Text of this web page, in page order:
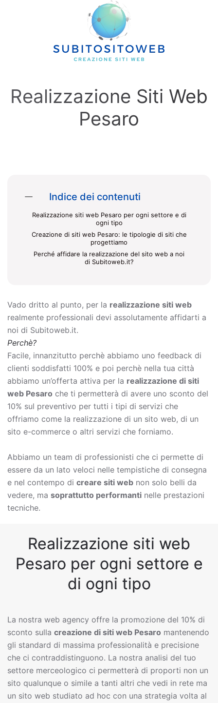
Skip to main content
Realizzazione Siti Web
Pesaro
Indice dei contenuti
Realizzazione siti web Pesaro per ogni settore e di
ogni tipo
Creazione di siti web Pesaro: le tipologie di siti che
progettiamo
Perché affidare la realizzazione del sito web a noi
di Subitoweb.it?
Vado dritto al punto, per la realizzazione siti web
realmente professionali devi assolutamente affidarti a
noi di Subitoweb.it.
Perchè?
Facile, innanzitutto perchè abbiamo uno feedback di
clienti soddisfatti 100% e poi perchè nella tua città
abbiamo un’offerta attiva per la realizzazione di siti
web Pesaro che ti permetterà di avere uno sconto del
10% sul preventivo per tutti i tipi di servizi che
offriamo come la realizzazione di un sito web, di un
sito e-commerce o altri servizi che forniamo.
Abbiamo un team di professionisti che ci permette di
essere da un lato veloci nelle tempistiche di consegna
e nel contempo di creare siti web non solo belli da
vedere, ma soprattutto performanti nelle prestazioni
tecniche.
Realizzazione siti web
Pesaro per ogni settore e
di ogni tipo
La nostra web agency offre la promozione del 10% di
sconto sulla creazione di siti web Pesaro mantenendo
gli standard di massima professionalità e precisione
che ci contraddistinguono. La nostra analisi del tuo
settore merceologico ci permetterà di proporti non un
sito qualunque o simile a tanti altri che vedi in rete ma
un sito web studiato ad hoc con una strategia volta al